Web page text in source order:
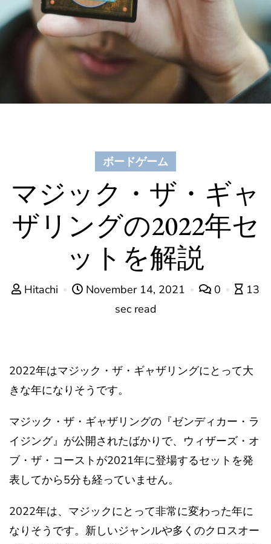
ボードゲーム
マジック・ザ・ギャ
ザリングの2022年セ
ットを解説
Hitachi November 14, 2021 0
13
sec read
2022年はマジック・ザ・ギャザリングにとって大
きな年になりそうです。
マジック・ザ・ギャザリングの『ゼンディカー・ラ
イジング』が公開されたばかりで、ウィザーズ・オ
ブ・ザ・コーストが2021年に登場するセットを発
表してから5分も経っていません。
2022年は、マジックにとって非常に変わった年に
なりそうです。新しいジャンルや多くのクロスオー